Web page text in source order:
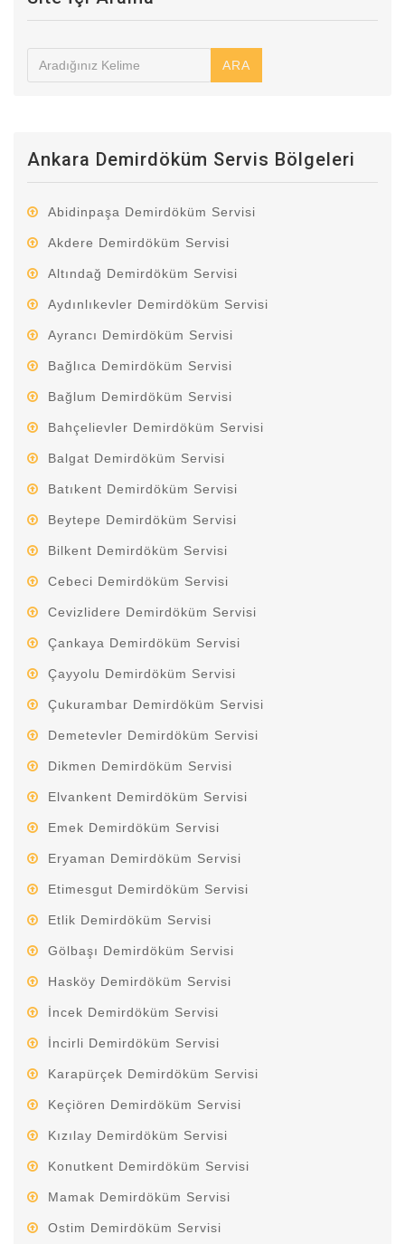
ARA
Ankara Demirdöküm Servis Bölgeleri
Abidinpaşa Demirdöküm Servisi
Akdere Demirdöküm Servisi
Altındağ Demirdöküm Servisi
Aydınlıkevler Demirdöküm Servisi
Ayrancı Demirdöküm Servisi
Bağlıca Demirdöküm Servisi
Bağlum Demirdöküm Servisi
Bahçelievler Demirdöküm Servisi
Balgat Demirdöküm Servisi
Batıkent Demirdöküm Servisi
Beytepe Demirdöküm Servisi
Bilkent Demirdöküm Servisi
Cebeci Demirdöküm Servisi
Cevizlidere Demirdöküm Servisi
Çankaya Demirdöküm Servisi
Çayyolu Demirdöküm Servisi
Çukurambar Demirdöküm Servisi
Demetevler Demirdöküm Servisi
Dikmen Demirdöküm Servisi
Elvankent Demirdöküm Servisi
Emek Demirdöküm Servisi
Eryaman Demirdöküm Servisi
Etimesgut Demirdöküm Servisi
Etlik Demirdöküm Servisi
Gölbaşı Demirdöküm Servisi
Hasköy Demirdöküm Servisi
İncek Demirdöküm Servisi
İncirli Demirdöküm Servisi
Karapürçek Demirdöküm Servisi
Keçiören Demirdöküm Servisi
Kızılay Demirdöküm Servisi
Konutkent Demirdöküm Servisi
Mamak Demirdöküm Servisi
Ostim Demirdöküm Servisi